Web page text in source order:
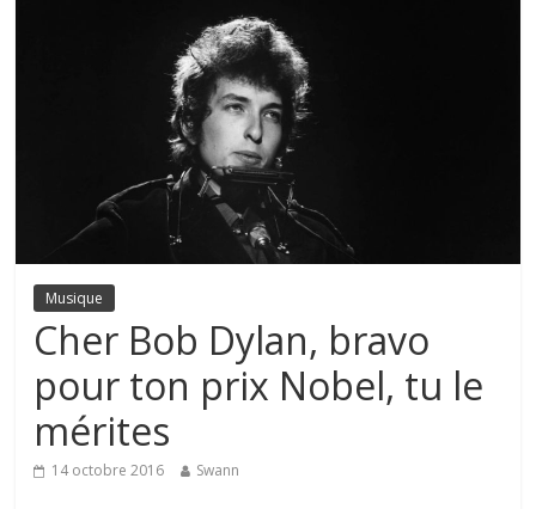
Musique
Cher Bob Dylan, bravo
pour ton prix Nobel, tu le
mérites
14 octobre 2016 Swann